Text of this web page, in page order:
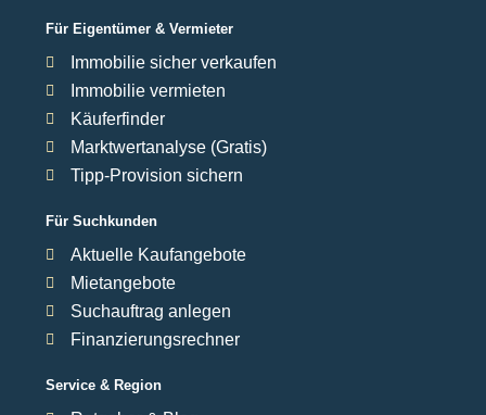
Für Eigentümer & Vermieter
Immobilie sicher verkaufen
Immobilie vermieten
Käuferfinder
Marktwertanalyse (Gratis)
Tipp-Provision sichern
Für Suchkunden
Aktuelle Kaufangebote
Mietangebote
Suchauftrag anlegen
Finanzierungsrechner
Service & Region